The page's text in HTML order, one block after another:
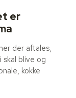
er
der aftales,
blive og
kokke